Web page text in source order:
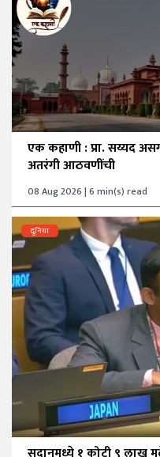
एक कहाणी : प्रा. सय्यद
अतरंगी आठवणींची
08 Aug 2026 | 6 min(s) read
दुनिया